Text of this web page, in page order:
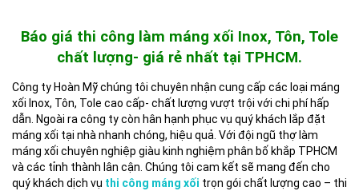
Báo giá thi công làm máng xối Inox, Tôn, Tole
chất lượng- giá rẻ nhất tại TPHCM.
Công ty Hoàn Mỹ chúng tôi chuyên nhận cung cấp các loại máng
xối Inox, Tôn, Tole cao cấp- chất lượng vượt trội với chi phí hấp
dẫn. Ngoài ra công ty còn hân hạnh phục vụ quý khách lắp đặt
máng xối tại nhà nhanh chóng, hiệu quả. Với đội ngũ thợ làm
máng xối chuyên nghiệp giàu kinh nghiệm phân bố khắp TPHCM
và các tỉnh thành lân cận. Chúng tôi cam kết sẽ mang đến cho
quý khách dịch vụ thi công máng xối trọn gói chất lượng cao – thi